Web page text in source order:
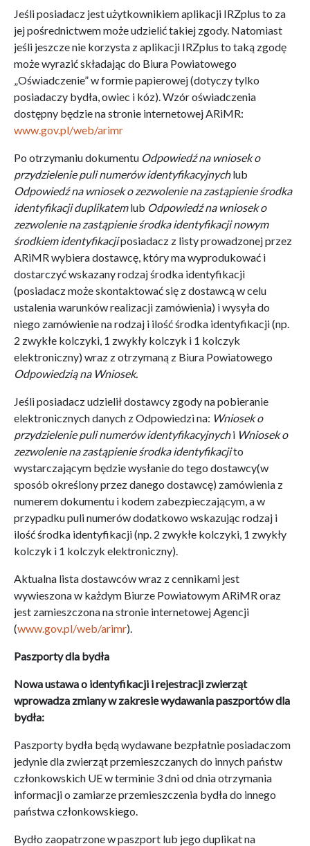
Jeśli posiadacz jest użytkownikiem aplikacji IRZplus to za
jej pośrednictwem może udzielić takiej zgody. Natomiast
jeśli jeszcze nie korzysta z aplikacji IRZplus to taką zgodę
może wyrazić składając do Biura Powiatowego
„Oświadczenie” w formie papierowej (dotyczy tylko
posiadaczy bydła, owiec i kóz). Wzór oświadczenia
dostępny będzie na stronie internetowej ARiMR:
www.gov.pl/web/arimr
Po otrzymaniu dokumentu Odpowiedź na wniosek o
przydzielenie puli numerów identyfikacyjnychlub
Odpowiedź na wniosek o zezwolenie na zastąpienie środka
identyfikacji duplikatemlub Odpowiedź na wniosek o
zezwolenie na zastąpienie środka identyfikacji nowym
środkiem identyfikacjiposiadacz z listy prowadzonej przez
ARiMR wybiera dostawcę, który ma wyprodukować i
dostarczyć wskazany rodzaj środka identyfikacji
(posiadacz może skontaktować się z dostawcą w celu
ustalenia warunków realizacji zamówienia) i wysyła do
niego zamówienie na rodzaj i ilość środka identyfikacji (np.
2 zwykłe kolczyki, 1 zwykły kolczyk i 1 kolczyk
elektroniczny) wraz z otrzymaną z Biura Powiatowego
Odpowiedzią na Wniosek.
Jeśli posiadacz udzielił dostawcy zgody na pobieranie
elektronicznych danych z Odpowiedzi na: Wniosek o
przydzielenie puli numerów identyfikacyjnychi Wniosek o
zezwolenie na zastąpienie środka identyfikacjito
wystarczającym będzie wysłanie do tego dostawcy(w
sposób określony przez danego dostawcę) zamówienia z
numerem dokumentu i kodem zabezpieczającym, a w
przypadku puli numerów dodatkowo wskazując rodzaj i
ilość środka identyfikacji (np. 2 zwykłe kolczyki, 1 zwykły
kolczyk i 1 kolczyk elektroniczny).
Aktualna lista dostawców wraz z cennikami jest
wywieszona w każdym Biurze Powiatowym ARiMR oraz
jest zamieszczona na stronie internetowej Agencji
(www.gov.pl/web/arimr).
Paszporty dla bydła
Nowa ustawa o identyfikacji i rejestracji zwierząt
wprowadza zmiany w zakresie wydawania paszportów dla
bydła:
Paszporty bydła będą wydawane bezpłatnie posiadaczom
jedynie dla zwierząt przemieszczanych do innych państw
członkowskich UE w terminie 3 dni od dnia otrzymania
informacji o zamiarze przemieszczenia bydła do innego
państwa członkowskiego.
Bydło zaopatrzone w paszport lub jego duplikat na